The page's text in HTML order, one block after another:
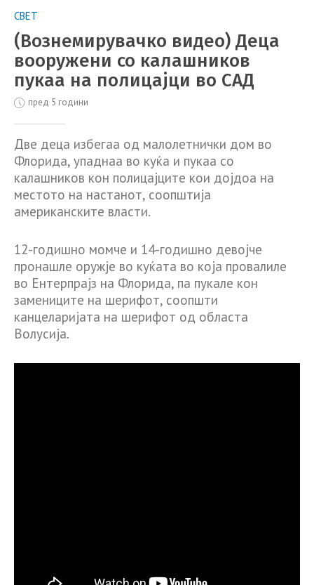
СВЕТ
(Вознемирувачко видео) Деца
вооружени со калашников
пукаа на полицајци во САД
пред 5 години
Две деца избегаа од малолетнички дом во
Флорида, упаднаа во куќа и пукаа со
калашников кон полицајците кои дојдоа на
местото на настанот, соопштија
американските власти.
12-годишно момче и 14-годишно девојче
пронашле оружје во куќата во која провалиле
во Ентерпрајз на Флорида, па пукале кон
замениците на шерифот, соопшти
канцеларијата на шерифот од областа
Волусија.